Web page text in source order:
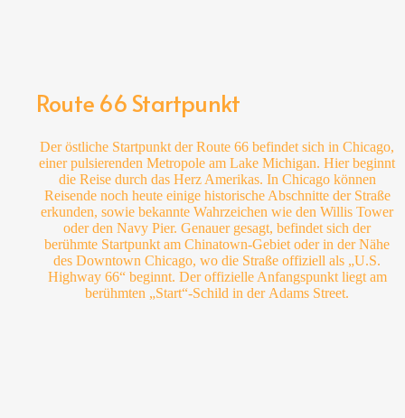
Route 66 Startpunkt
Der östliche Startpunkt der Route 66 befindet sich in Chicago,
einer pulsierenden Metropole am Lake Michigan. Hier beginnt
die Reise durch das Herz Amerikas. In Chicago können
Reisende noch heute einige historische Abschnitte der Straße
erkunden, sowie bekannte Wahrzeichen wie den Willis Tower
oder den Navy Pier. Genauer gesagt, befindet sich der
berühmte Startpunkt am Chinatown-Gebiet oder in der Nähe
des Downtown Chicago, wo die Straße offiziell als „U.S.
Highway 66“ beginnt. Der offizielle Anfangspunkt liegt am
berühmten „Start“-Schild in der Adams Street.